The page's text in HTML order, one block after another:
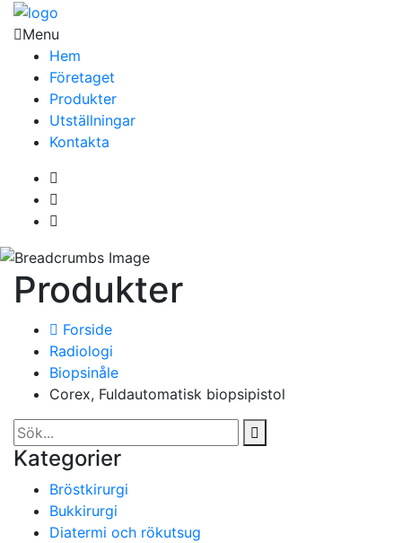
Menu
Hem
Företaget
Produkter
Utställningar
Kontakta
Produkter
Forside
Radiologi
Biopsinåle
Corex, Fuldautomatisk biopsipistol
Kategorier
Bröstkirurgi
Bukkirurgi
Diatermi och rökutsug